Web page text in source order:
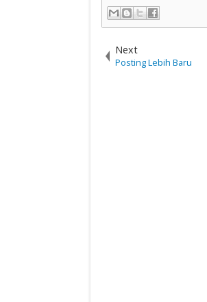
Next
Posting Lebih Baru